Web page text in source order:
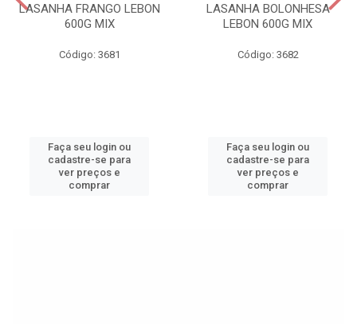
LASANHA FRANGO LEBON
600G MIX
Código: 3681
Faça seu login ou
cadastre-se para
ver preços e
comprar
LASANHA BOLONHESA
LEBON 600G MIX
Código: 3682
Faça seu login ou
cadastre-se para
ver preços e
comprar